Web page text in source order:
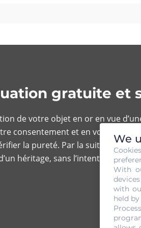
gratuite et
de votre objet en or en vue
consentement et en votre
la pureté. Par la suite, une
héritage, sans l’intention de le
We
With
with
held